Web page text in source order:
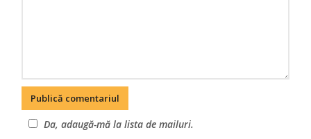
Da, adaugă-mă la lista de mailuri.